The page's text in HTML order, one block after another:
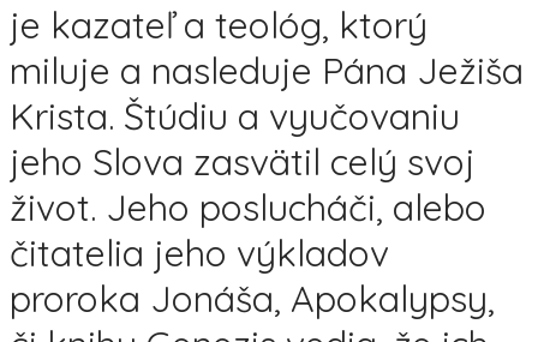
je kazateľ a teológ, ktorý
miluje a nasleduje Pána Ježiša
Krista. Štúdiu a vyučovaniu
jeho Slova zasvätil celý svoj
život. Jeho poslucháči, alebo
čitatelia jeho výkladov
proroka Jonáša, Apokalypsy,